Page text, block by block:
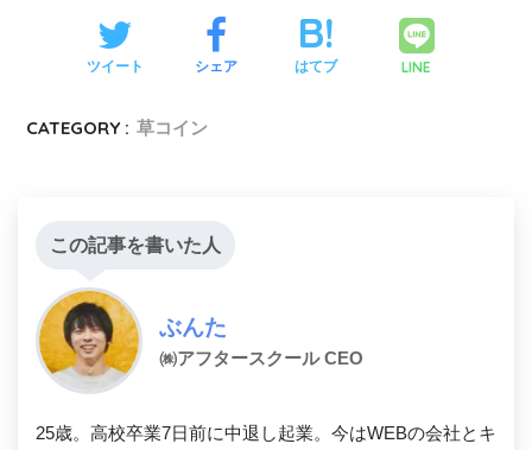
ツイート シェア はてブ LINE
CATEGORY : 草コイン
この記事を書いた人
ぶんた
㈱アフタースクール CEO
25歳。高校卒業7日前に中退し起業。今はWEBの会社とキ